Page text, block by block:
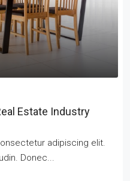
Estate Industry
adipiscing elit.
Donec...